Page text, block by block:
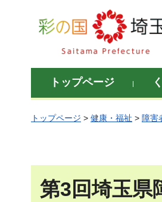
彩の国 埼玉県
トップページ
トップページ > 健康・福祉 > 障害
第3回埼玉県